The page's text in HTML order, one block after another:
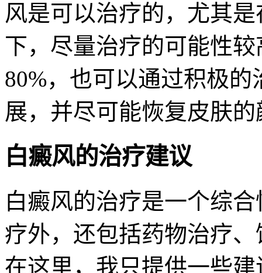
风是可以治疗的，尤其
下，尽量治疗的可能性
80%，也可以通过积极
展，并尽可能恢复皮肤
白癜风的治疗建议
白癜风的治疗是一个综
疗外，还包括药物治疗
在这里，我只提供一些